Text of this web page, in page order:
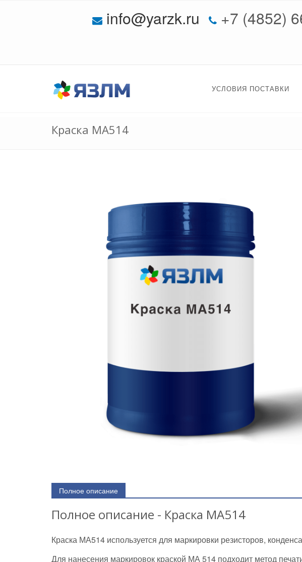
info@yarzk.ru +7 (4852)
УСЛОВИЯ ПОСТАВКИ
Краска МА514
Полное описание
Полное описание - Краска МА514
Краска МА514 используется для маркировки резисторов,
Для нанесения маркировок краской МА 514 подходит метод